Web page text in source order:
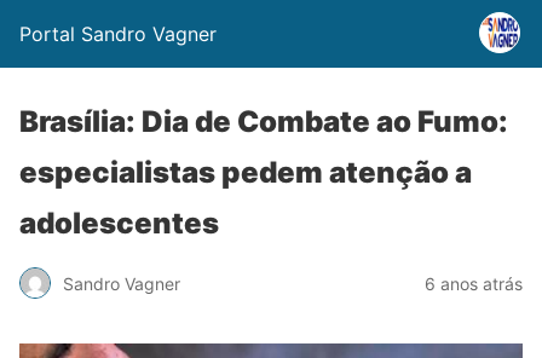
Portal Sandro Vagner
Brasília: Dia de Combate ao Fumo:
especialistas pedem atenção a
adolescentes
Sandro Vagner 6 anos atrás